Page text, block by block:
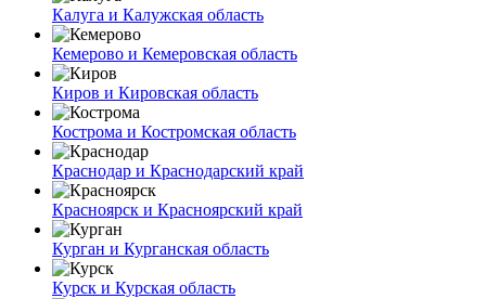
Калуга и Калужская область
Кемерово и Кемеровская область
Киров и Кировская область
Кострома и Костромская область
Краснодар и Краснодарский край
Красноярск и Красноярский край
Курган и Курганская область
Курск и Курская область